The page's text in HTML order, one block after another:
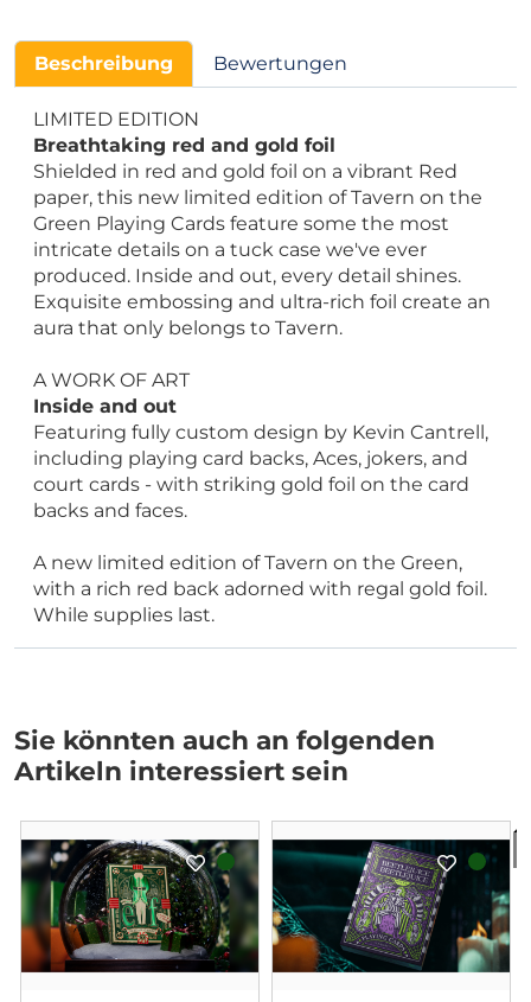
Beschreibung Bewertungen
LIMITED EDITION
Breathtaking red and gold foil
Shielded in red and gold foil on a vibrant Red
paper, this new limited edition of Tavern on the
Green Playing Cards feature some the most
intricate details on a tuck case we've ever
produced. Inside and out, every detail shines.
Exquisite embossing and ultra-rich foil create an
aura that only belongs to Tavern.
A WORK OF ART
Inside and out
Featuring fully custom design by Kevin Cantrell,
including playing card backs, Aces, jokers, and
court cards - with striking gold foil on the card
backs and faces.
A new limited edition of Tavern on the Green,
with a rich red back adorned with regal gold foil.
While supplies last.
Sie könnten auch an folgenden
Artikeln interessiert sein